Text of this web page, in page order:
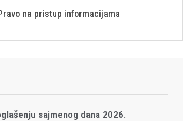
na pristup informacijama
sajmenog dana 2026.